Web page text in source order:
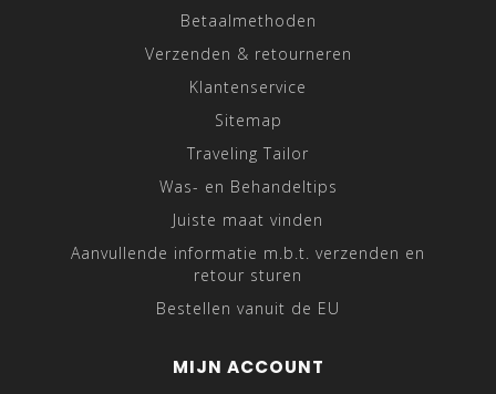
Betaalmethoden
Verzenden & retourneren
Klantenservice
Sitemap
Traveling Tailor
Was- en Behandeltips
Juiste maat vinden
Aanvullende informatie m.b.t. verzenden en
retour sturen
Bestellen vanuit de EU
MIJN ACCOUNT